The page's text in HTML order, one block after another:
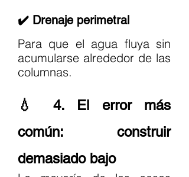
✔️ Drenaje perimetral
Para que el agua fluya sin
acumularse alrededor de las
columnas.
💧 4. El error más
común: construir
demasiado bajo